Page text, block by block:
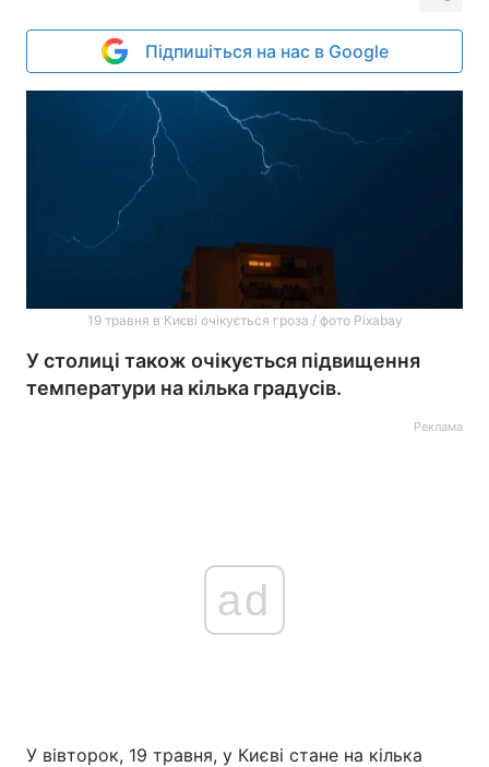
Підпишіться на нас в Google
19 травня в Києві очікується гроза / фото Pixabay
У столиці також очікується підвищення
температури на кілька градусів.
Реклама
ad
У вівторок, 19 травня, у Києві стане на кілька